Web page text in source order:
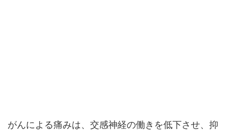
がんによる痛みは、交感神経の働きを低下させ、抑